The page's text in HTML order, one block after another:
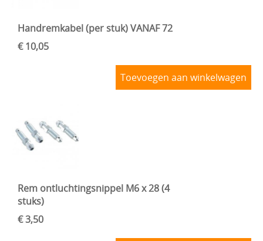
Handremkabel (per stuk) VANAF 72
€ 10,05
Toevoegen aan winkelwagen
Rem ontluchtingsnippel M6 x 28 (4
stuks)
€ 3,50